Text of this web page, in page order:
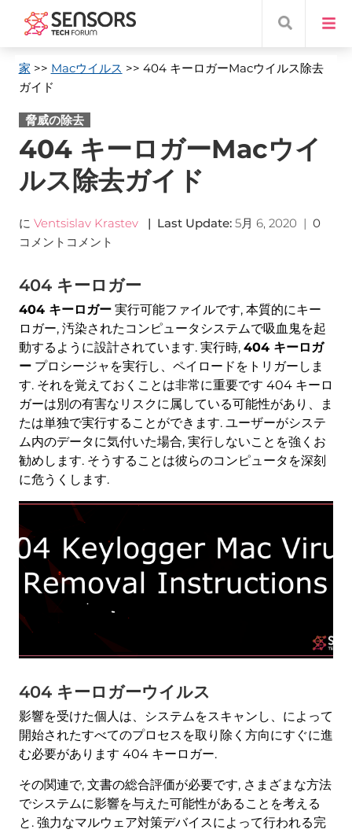
家 >> Macウイルス >> 404 キーロガーMacウイルス除去
ガイド
脅威の除去
404 キーロガーMacウイ
ルス除去ガイド
に Ventsislav Krastev | Last Update: 5月 6, 2020 | 0
コメントコメント
404 キーロガー
404 キーロガー実行可能ファイルです, 本質的にキー
ロガー, 汚染されたコンピュータシステムで吸血鬼を起
動するように設計されています. 実行時, 404 キーロガ
ープロシージャを実行し、ペイロードをトリガーしま
す. それを覚えておくことは非常に重要です 404 キーロ
ガーは別の有害なリスクに属している可能性があり、ま
たは単独で実行することができます. ユーザーがシステ
ム内のデータに気付いた場合, 実行しないことを強くお
勧めします. そうすることは彼らのコンピュータを深刻
に危うくします.
404 キーロガーウイルス
影響を受けた個人は、システムをスキャンし、によって
開始されたすべてのプロセスを取り除く方向にすぐに進
む必要があります 404 キーロガー.
その関連で, 文書の総合評価が必要です, さまざまな方法
でシステムに影響を与えた可能性があることを考える
と. 強力なマルウェア対策デバイスによって行われる完